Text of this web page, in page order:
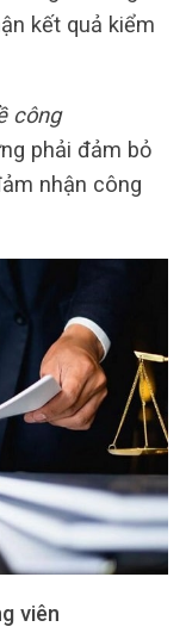
kết quả kiểm
công
phải đảm bỏ
nhận công
viên